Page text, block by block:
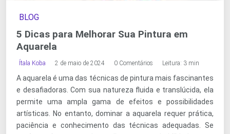
BLOG
5 Dicas para Melhorar Sua Pintura em
Aquarela
Ítala Koba 2 de maio de 2024 0 Comentários Leitura: 3 min
A aquarela é uma das técnicas de pintura mais fascinantes
e desafiadoras. Com sua natureza fluida e translúcida, ela
permite uma ampla gama de efeitos e possibilidades
artísticas. No entanto, dominar a aquarela requer prática,
paciência e conhecimento das técnicas adequadas. Se